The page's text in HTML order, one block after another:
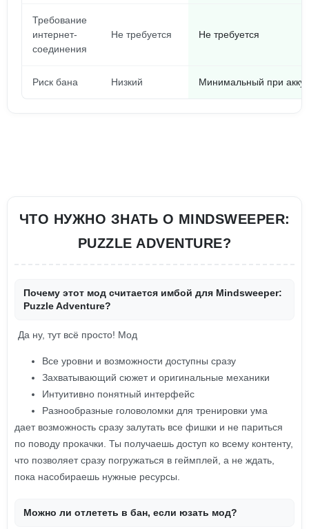
Требование
интернет-
соединения
Не требуется Не требуется
Риск бана Низкий Минимальный при
ЧТО НУЖНО ЗНАТЬ О MINDSWEEPER:
PUZZLE ADVENTURE?
Почему этот мод считается имбой для Mindsweeper:
Puzzle Adventure?
Да ну, тут всё просто! Мод
Все уровни и возможности доступны сразу
Захватывающий сюжет и оригинальные механики
Интуитивно понятный интерфейс
Разнообразные головоломки для тренировки ума
дает возможность сразу залутать все фишки и не париться
по поводу прокачки. Ты получаешь доступ ко всему контенту,
что позволяет сразу погружаться в геймплей, а не ждать,
пока насобираешь нужные ресурсы.
Можно ли отлететь в бан, если юзать мод?